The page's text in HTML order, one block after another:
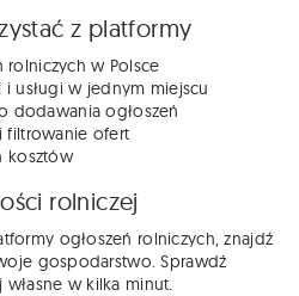
z platformy
rolniczych w Polsce
i usługi w jednym miejscu
dodawania ogłoszeń
filtrowanie ofert
kosztów
rolniczej
ogłoszeń rolniczych, znajdź
gospodarstwo. Sprawdź
w kilka minut.